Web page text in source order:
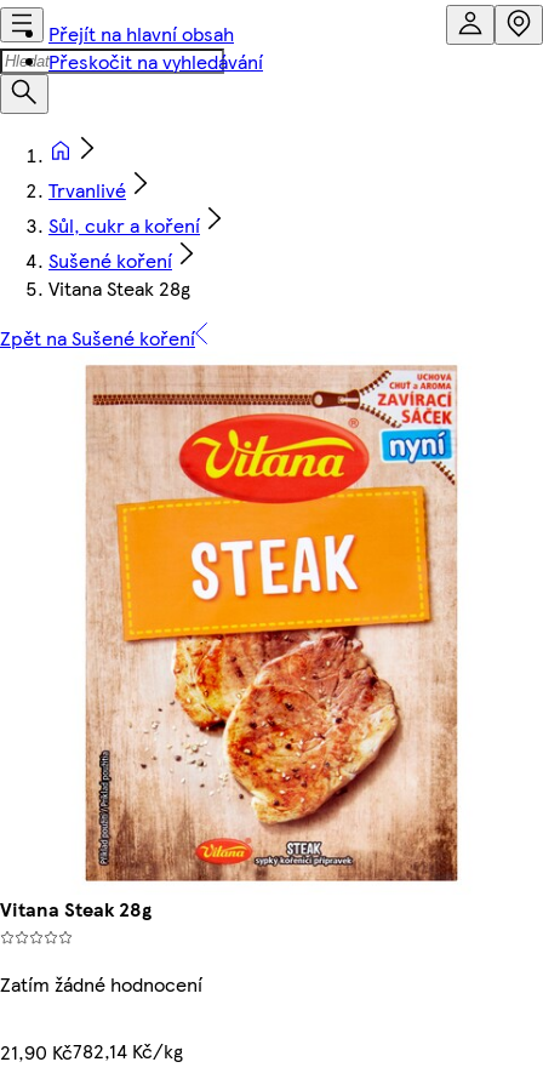
Přejít na hlavní obsah
Přeskočit na vyhledávání
Trvanlivé
Sůl, cukr a koření
Sušené koření
Vitana Steak 28g
Zpět na Sušené koření
Vitana Steak 28g
Zatím žádné hodnocení
21,90 Kč782,14 Kč/kg